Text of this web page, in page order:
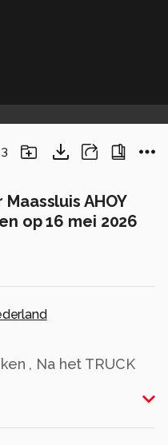
AHOY
op 16 mei 2026
, Na het TRUCK
werd om 10.00 uur
alle TOETERS en